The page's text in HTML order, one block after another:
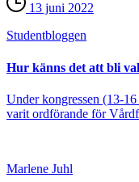
13 juni 2022
Student­bloggen
Hur känns det att bli
Under kongressen (13-
varit ordförande för
Marlene Juhl